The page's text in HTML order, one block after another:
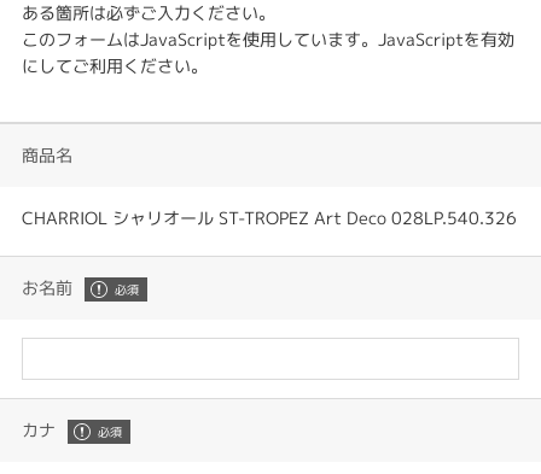
ある箇所は必ずご入力ください。
このフォームはJavaScriptを使用しています。JavaScriptを有効
にしてご利用ください。
商品名
CHARRIOL シャリオール ST-TROPEZ Art Deco 028LP.540.326
お名前
カナ